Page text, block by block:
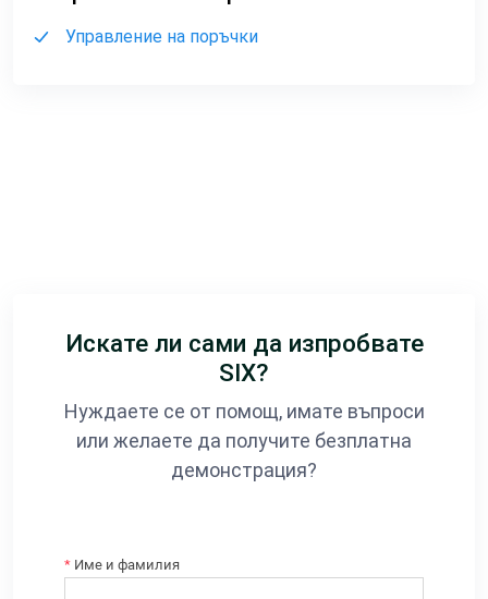
Управление на поръчки
Искате ли сами да изпробвате
SIX?
Нуждаете се от помощ, имате въпроси
или желаете да получите безплатна
демонстрация?